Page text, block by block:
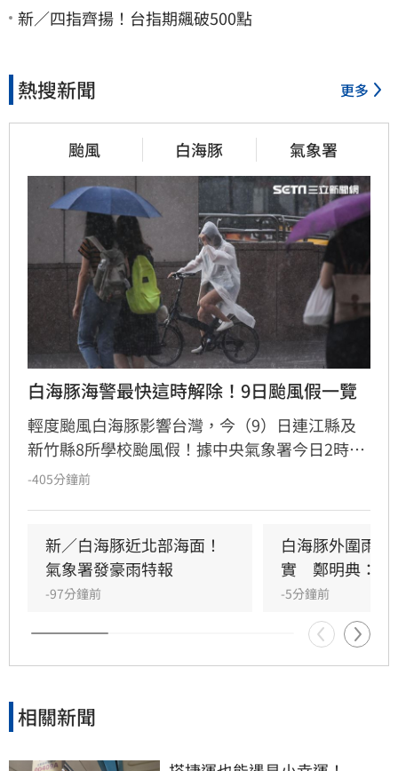
新／四指齊揚！台指期飆破500點
熱搜新聞 更多
颱風 白海豚 氣象署
白海豚海警最快這時解除！9日颱風假一覽
輕度颱風白海豚影響台灣，今（9）日連江縣及
新竹縣8所學校颱風假！據中央氣象署今日2時觀
測，白海豚中心位置在臺北東北東方3060公里之
北部海面，對臺灣北部海面及臺灣東北部海面構
成威脅，預計白海豚強度有稍減弱且暴風圈有縮
小的趨勢，最快明日中午前解除海上颱風警報。
-405分鐘前
新／白海豚近北部海面！
氣象署發豪雨特報
-97分鐘前
白海豚外圍雨
實　鄭明典：別
-5分鐘前
相關新聞